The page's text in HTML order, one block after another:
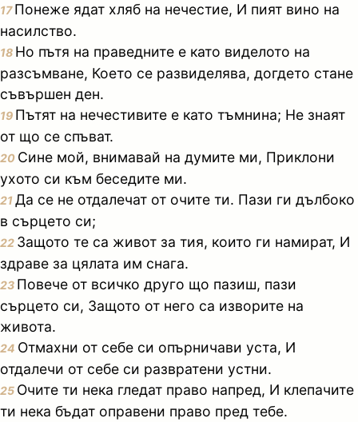
17Понеже ядат хляб на нечестие, И пият вино на
насилство.
18 Но пътя на праведните е като виделото на
разсъмване, Което се развиделява, догдето стане
съвършен ден.
19 Пътят на нечестивите е като тъмнина; Не знаят
от що се спъват.
20 Сине мой, внимавай на думите ми, Приклони
ухото си към беседите ми.
21Да се не отдалечат от очите ти. Пази ги дълбоко
в сърцето си;
22 Защото те са живот за тия, които ги намират, И
здраве за цялата им снага.
23 Повече от всичко друго що пазиш, пази
сърцето си, Защото от него са изворите на
живота.
24 Отмахни от себе си опърничави уста, И
отдалечи от себе си развратени устни.
25 Очите ти нека гледат право напред, И клепачите
ти нека бъдат оправени право пред тебе.